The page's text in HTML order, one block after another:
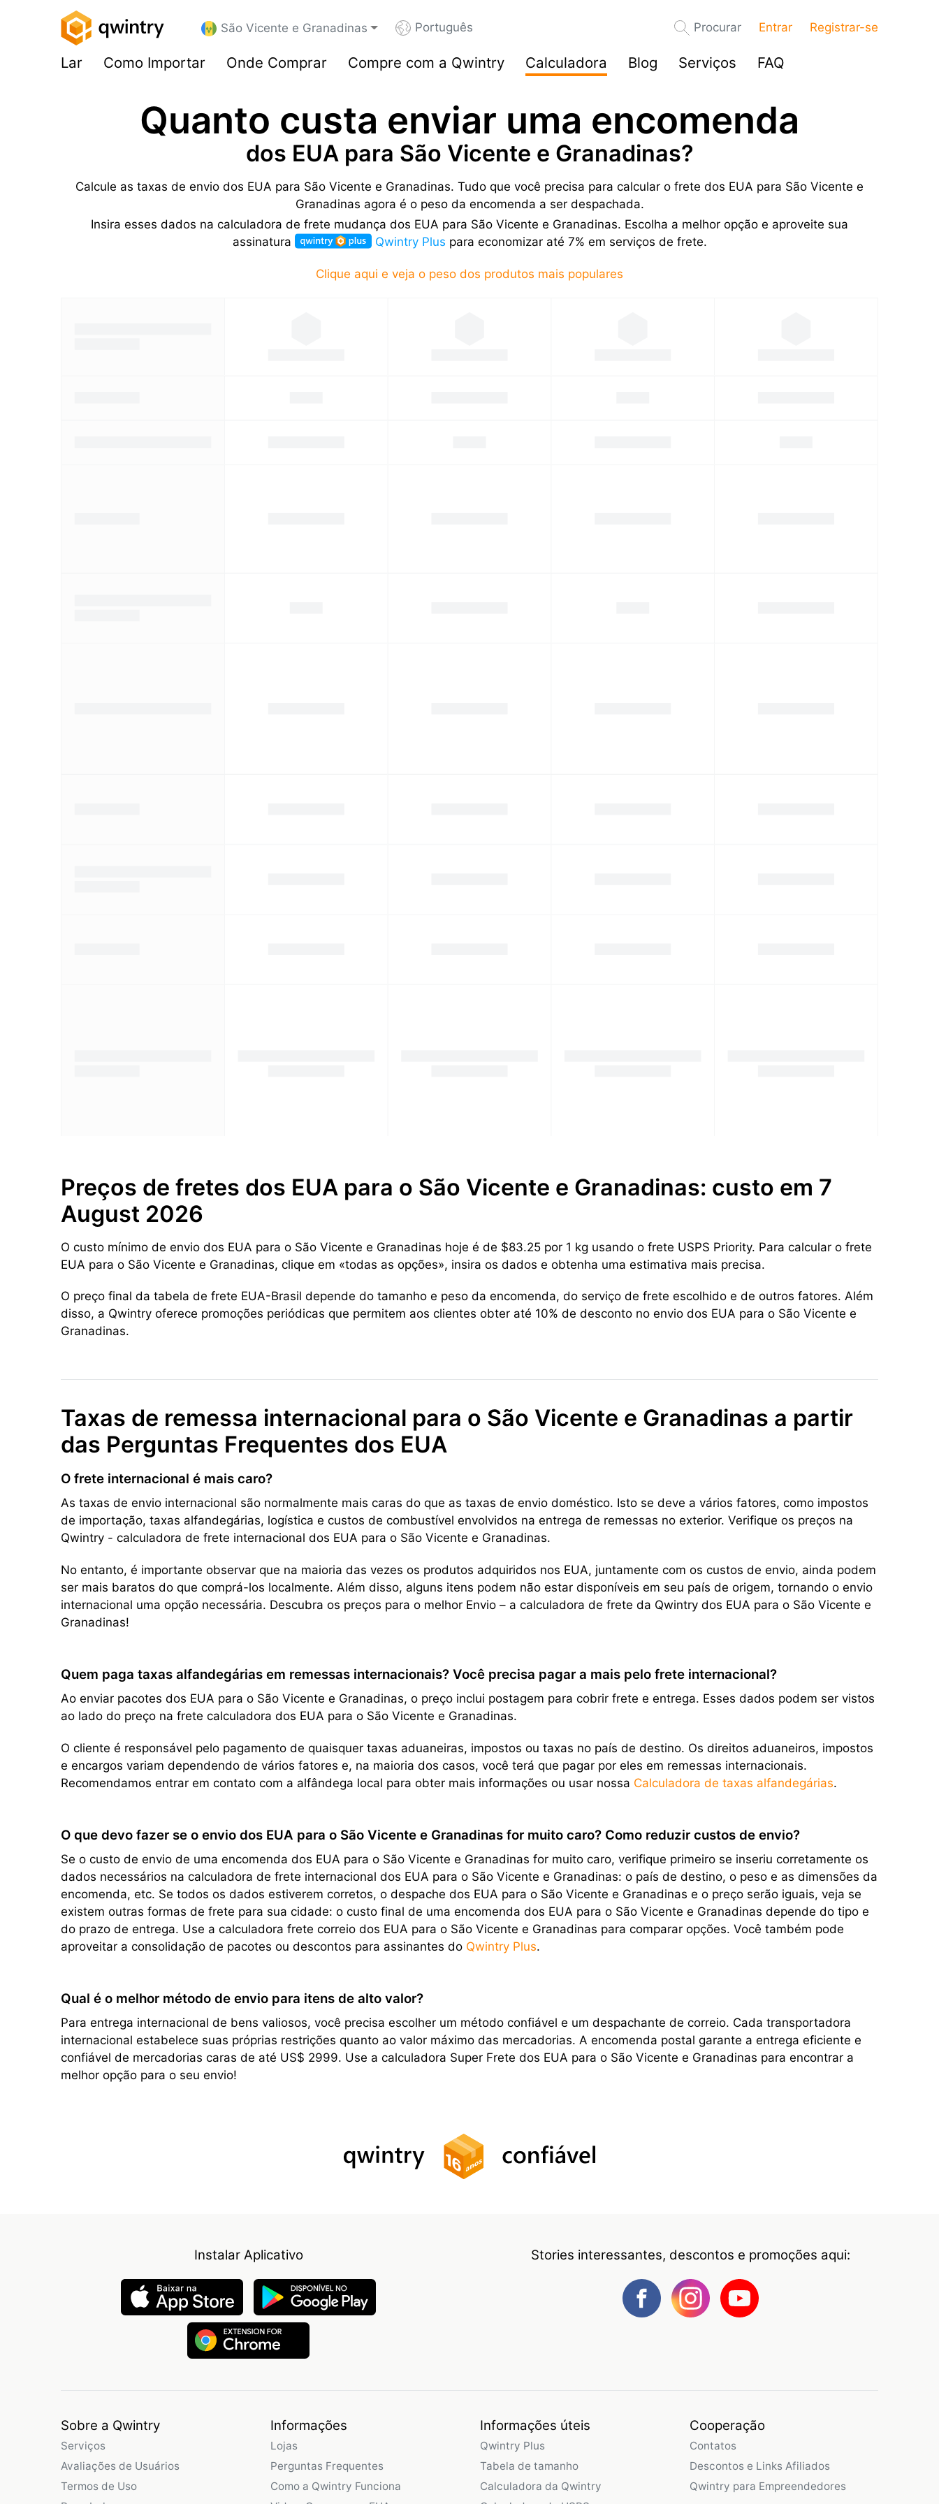
São Vicente e Granadinas Português Procurar Entrar Registrar-se
Lar Como Importar Onde Comprar Compre com a Qwintry Calculadora Blog Serviços FAQ
Quanto custa enviar uma encomenda
dos EUA para São Vicente e Granadinas?
Calcule as taxas de envio dos EUA para São Vicente e Granadinas. Tudo que você precisa para calcular o frete dos EUA para São Vicente e
Granadinas agora é o peso da encomenda a ser despachada.
Insira esses dados na calculadora de frete mudança dos EUA para São Vicente e Granadinas. Escolha a melhor opção e aproveite sua
assinatura
Qwintry Plus para economizar até 7% em serviços de frete.
Clique aqui e veja o peso dos produtos mais populares
Preços de fretes dos EUA para o São Vicente e Granadinas: custo em 7
August 2026
O custo mínimo de envio dos EUA para o São Vicente e Granadinas hoje é de $83.25 por 1 kg usando o frete USPS Priority. Para calcular o frete
EUA para o São Vicente e Granadinas, clique em «todas as opções», insira os dados e obtenha uma estimativa mais precisa.
O preço final da tabela de frete EUA-Brasil depende do tamanho e peso da encomenda, do serviço de frete escolhido e de outros fatores. Além
disso, a Qwintry oferece promoções periódicas que permitem aos clientes obter até 10% de desconto no envio dos EUA para o São Vicente e
Granadinas.
Taxas de remessa internacional para o São Vicente e Granadinas a partir
das Perguntas Frequentes dos EUA
O frete internacional é mais caro?
As taxas de envio internacional são normalmente mais caras do que as taxas de envio doméstico. Isto se deve a vários fatores, como impostos
de importação, taxas alfandegárias, logística e custos de combustível envolvidos na entrega de remessas no exterior. Verifique os preços na
Qwintry - calculadora de frete internacional dos EUA para o São Vicente e Granadinas.
No entanto, é importante observar que na maioria das vezes os produtos adquiridos nos EUA, juntamente com os custos de envio, ainda podem
ser mais baratos do que comprá-los localmente. Além disso, alguns itens podem não estar disponíveis em seu país de origem, tornando o envio
internacional uma opção necessária. Descubra os preços para o melhor Envio – a calculadora de frete da Qwintry dos EUA para o São Vicente e
Granadinas!
Quem paga taxas alfandegárias em remessas internacionais? Você precisa pagar a mais pelo frete internacional?
Ao enviar pacotes dos EUA para o São Vicente e Granadinas, o preço inclui postagem para cobrir frete e entrega. Esses dados podem ser vistos
ao lado do preço na frete calculadora dos EUA para o São Vicente e Granadinas.
O cliente é responsável pelo pagamento de quaisquer taxas aduaneiras, impostos ou taxas no país de destino. Os direitos aduaneiros, impostos
e encargos variam dependendo de vários fatores e, na maioria dos casos, você terá que pagar por eles em remessas internacionais.
Recomendamos entrar em contato com a alfândega local para obter mais informações ou usar nossa Calculadora de taxas alfandegárias.
O que devo fazer se o envio dos EUA para o São Vicente e Granadinas for muito caro? Como reduzir custos de envio?
Se o custo de envio de uma encomenda dos EUA para o São Vicente e Granadinas for muito caro, verifique primeiro se inseriu corretamente os
dados necessários na calculadora de frete internacional dos EUA para o São Vicente e Granadinas: o país de destino, o peso e as dimensões da
encomenda, etc. Se todos os dados estiverem corretos, o despache dos EUA para o São Vicente e Granadinas e o preço serão iguais, veja se
existem outras formas de frete para sua cidade: o custo final de uma encomenda dos EUA para o São Vicente e Granadinas depende do tipo e
do prazo de entrega. Use a calculadora frete correio dos EUA para o São Vicente e Granadinas para comparar opções. Você também pode
aproveitar a consolidação de pacotes ou descontos para assinantes do Qwintry Plus.
Qual é o melhor método de envio para itens de alto valor?
Para entrega internacional de bens valiosos, você precisa escolher um método confiável e um despachante de correio. Cada transportadora
internacional estabelece suas próprias restrições quanto ao valor máximo das mercadorias. A encomenda postal garante a entrega eficiente e
confiável de mercadorias caras de até US$ 2999. Use a calculadora Super Frete dos EUA para o São Vicente e Granadinas para encontrar a
melhor opção para o seu envio!
Instalar Aplicativo Stories interessantes, descontos e promoções aqui:
Sobre a Qwintry
Serviços
Avaliações de Usuários
Termos de Uso
Informações
Lojas
Perguntas Frequentes
Como a Qwintry Funciona
Informações úteis
Qwintry Plus
Tabela de tamanho
Calculadora da Qwintry
Cooperação
Contatos
Descontos e Links Afiliados
Qwintry para Empreendedores